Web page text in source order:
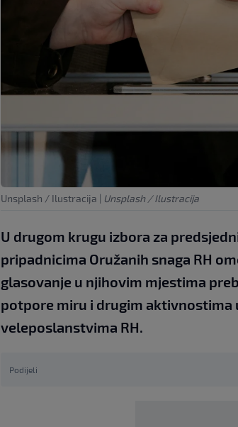
Unsplash / Ilustracija | Unsplash / Ilustracija
U drugom krugu izbora za
pripadnicima Oružanih snaga RH
glasovanje u njihovim mjestima
potpore miru i drugim aktivnostima
veleposlanstvima RH.
Podijeli